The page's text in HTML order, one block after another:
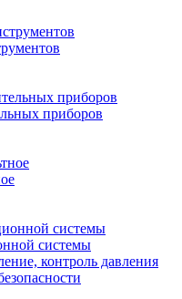
приборов
системы
контроль давления